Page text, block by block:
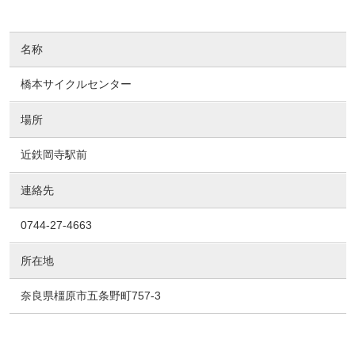
名称
橋本サイクルセンター
場所
近鉄岡寺駅前
連絡先
0744-27-4663
所在地
奈良県橿原市五条野町757-3